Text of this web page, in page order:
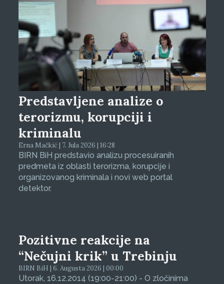
Predstavljene analize o
terorizmu, korupciji i
kriminalu
Erna Mačkić | 7. Jula 2026 | 16:28
BIRN BiH predstavio analizu procesuiranih
predmeta iz oblasti terorizma, korupcije i
organizovanog kriminala i novi web portal
detektor.
Pozitivne reakcije na
“Nečujni krik” u Trebinju
BIRN BiH | 6. Augusta 2026 | 00:00
Utorak, 16.12.2014 (19:00-21:00) - O zločinima